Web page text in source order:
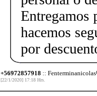
Entregamos
hacemos
por
+56972857918 :: Fenterminanicolas
[22/1/2020] 17:18 Hrs.